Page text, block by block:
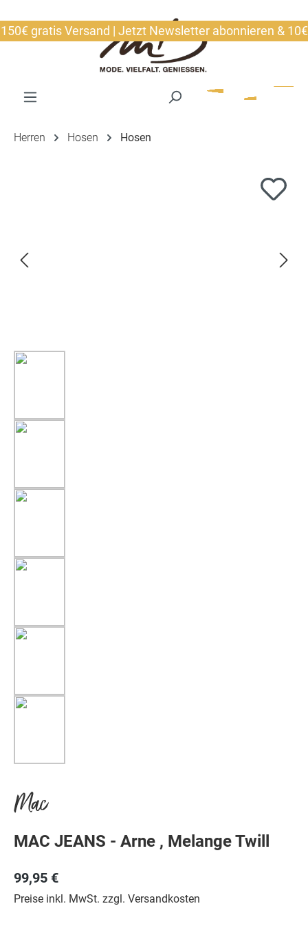
gratis Versand | Jetzt Newsletter abonnieren & 10€
Herren Hosen Hosen
Mac
MAC JEANS - Arne , Melange Twill
99,95 €
Preise inkl. MwSt. zzgl. Versandkosten